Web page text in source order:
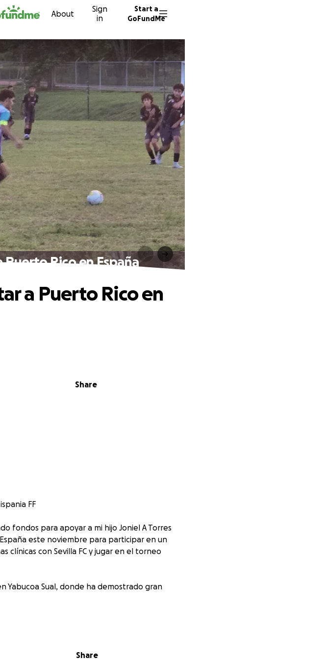
About
Sign
in
Start a
GoFundMe
Rico en España
Share
a Puerto Rico en
FF
fondos para apoyar a mi hijo Joniel A Torres
este noviembre para participar en un
clínicas con Sevilla FC y jugar en el torneo
Yabucoa Sual, donde ha demostrado gran
estado preparando con mucho cariño.
⚽
Share